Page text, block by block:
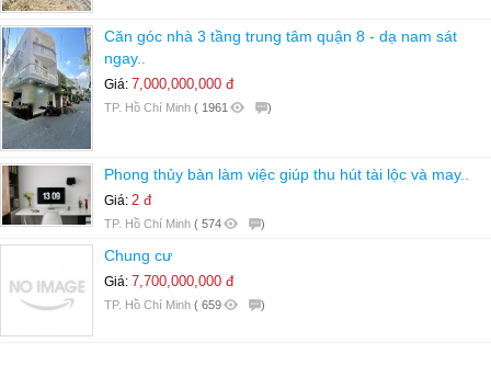
Căn góc nhà 3 tầng trung tâm quận 8 - dạ nam sát
ngay..
Giá: 7,000,000,000 đ
TP. Hồ Chí Minh ( 1961 )
Phong thủy bàn làm việc giúp thu hút tài lộc và may..
Giá: 2 đ
TP. Hồ Chí Minh ( 574 )
Chung cư
Giá: 7,700,000,000 đ
TP. Hồ Chí Minh ( 659 )